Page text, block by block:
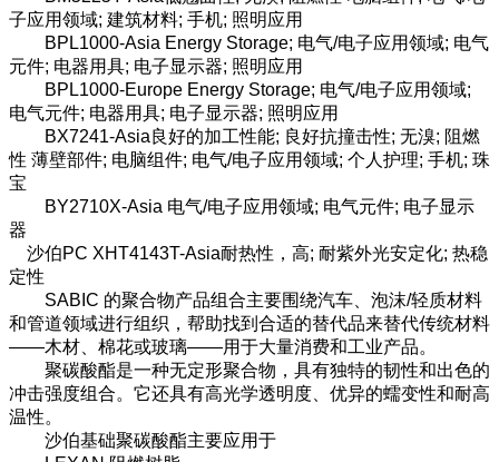
子应用领域; 建筑材料; 手机; 照明应用
BPL1000-Asia Energy Storage; 电气/电子应用领域; 电气
元件; 电器用具; 电子显示器; 照明应用
BPL1000-Europe Energy Storage; 电气/电子应用领域;
电气元件; 电器用具; 电子显示器; 照明应用
BX7241-Asia良好的加工性能; 良好抗撞击性; 无溴; 阻燃
性 薄壁部件; 电脑组件; 电气/电子应用领域; 个人护理; 手机; 珠
宝
BY2710X-Asia 电气/电子应用领域; 电气元件; 电子显示
器
沙伯PC XHT4143T-Asia耐热性，高; 耐紫外光安定化; 热稳
定性
SABIC 的聚合物产品组合主要围绕汽车、泡沫/轻质材料
和管道领域进行组织，帮助找到合适的替代品来替代传统材料
——木材、棉花或玻璃——用于大量消费和工业产品。
聚碳酸酯是一种无定形聚合物，具有独特的韧性和出色的
冲击强度组合。它还具有高光学透明度、优异的蠕变性和耐高
温性。
沙伯基础聚碳酸酯主要应用于